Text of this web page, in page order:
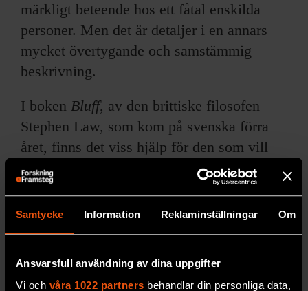
Samtycke Information Reklaminställningar Om
Ansvarsfull användning av dina uppgifter
Vi och våra 1022 partners behandlar din personliga data,
märkligt beteende hos ett fåtal enskilda
personer. Men det är detaljer i en annars
mycket övertygande och samstämmig
beskrivning.
I boken Bluff, av den brittiske filosofen
Stephen Law, som kom på svenska förra
året, finns det viss hjälp för den som vill
avslöja och argumentera mot
pseudovetenskap, sekterism och
konspirationsteorier. Men det är egentligen
inte själva avslöjandet och
problemet, utan tiden och energin. Ett svar